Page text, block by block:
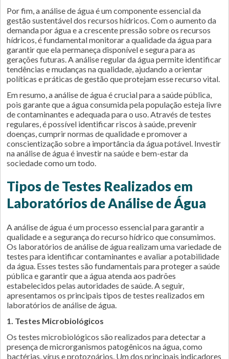
Por fim, a análise de água é um componente essencial da
gestão sustentável dos recursos hídricos. Com o aumento da
demanda por água e a crescente pressão sobre os recursos
hídricos, é fundamental monitorar a qualidade da água para
garantir que ela permaneça disponível e segura para as
gerações futuras. A análise regular da água permite identificar
tendências e mudanças na qualidade, ajudando a orientar
políticas e práticas de gestão que protejam esse recurso vital.
Em resumo, a análise de água é crucial para a saúde pública,
pois garante que a água consumida pela população esteja livre
de contaminantes e adequada para o uso. Através de testes
regulares, é possível identificar riscos à saúde, prevenir
doenças, cumprir normas de qualidade e promover a
conscientização sobre a importância da água potável. Investir
na análise de água é investir na saúde e bem-estar da
sociedade como um todo.
Tipos de Testes Realizados em
Laboratórios de Análise de Água
A análise de água é um processo essencial para garantir a
qualidade e a segurança do recurso hídrico que consumimos.
Os laboratórios de análise de água realizam uma variedade de
testes para identificar contaminantes e avaliar a potabilidade
da água. Esses testes são fundamentais para proteger a saúde
pública e garantir que a água atenda aos padrões
estabelecidos pelas autoridades de saúde. A seguir,
apresentamos os principais tipos de testes realizados em
laboratórios de análise de água.
1. Testes Microbiológicos
Os testes microbiológicos são realizados para detectar a
presença de microrganismos patogênicos na água, como
bactérias, vírus e protozoários. Um dos principais indicadores